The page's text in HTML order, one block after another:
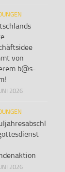
von
b@s-
2026
2026